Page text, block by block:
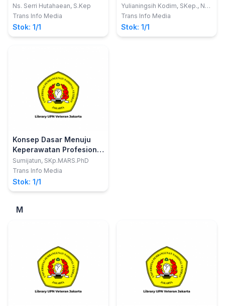
Ns. Serri Hutahaean, S.Kep
Trans Info Media
Stok: 1/1
(Disesuaikan dengan
Kurikulum Terbaru DIII
Keperawatan 2014 dan
Dilengkapi Undang -
Yulianingsih Kodim, SKep., Ns,
MPH
Trans Info Media
Stok: 1/1
Konsep Dasar Menuju
Keperawatan Profesional
- Edisi Revisi
Sumijatun, SKp.MARS.PhD
Trans Info Media
Stok: 1/1
M